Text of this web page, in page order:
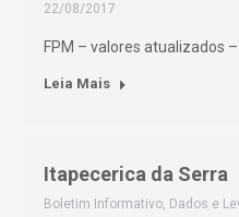
22/08/2017
FPM – valores atualizados
Leia Mais
Itapecerica da Serra
Boletim Informativo, Dados e